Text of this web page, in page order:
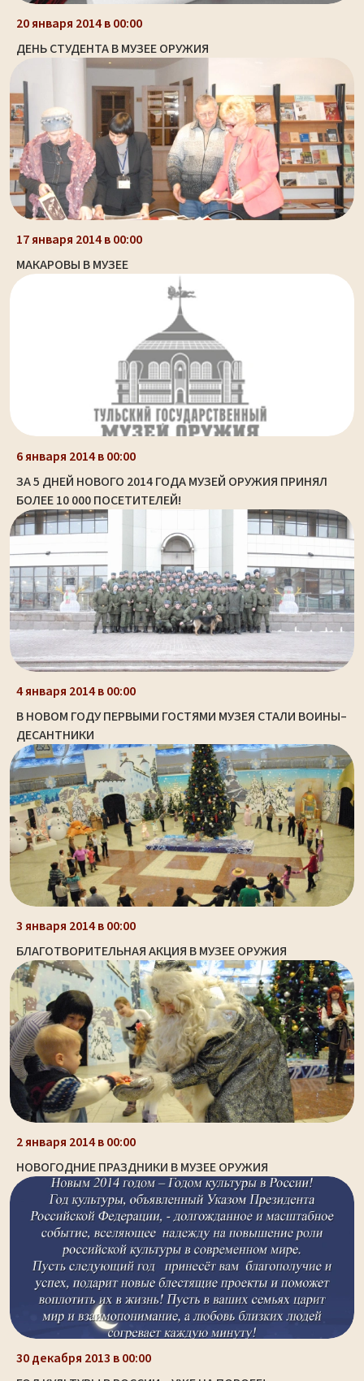
20 января 2014 в 00:00
ДЕНЬ СТУДЕНТА В МУЗЕЕ ОРУЖИЯ
17 января 2014 в 00:00
МАКАРОВЫ В МУЗЕЕ
6 января 2014 в 00:00
ЗА 5 ДНЕЙ НОВОГО 2014 ГОДА МУЗЕЙ ОРУЖИЯ ПРИНЯЛ
БОЛЕЕ 10 000 ПОСЕТИТЕЛЕЙ!
4 января 2014 в 00:00
В НОВОМ ГОДУ ПЕРВЫМИ ГОСТЯМИ МУЗЕЯ СТАЛИ ВОИНЫ–
ДЕСАНТНИКИ
3 января 2014 в 00:00
БЛАГОТВОРИТЕЛЬНАЯ АКЦИЯ В МУЗЕЕ ОРУЖИЯ
2 января 2014 в 00:00
НОВОГОДНИЕ ПРАЗДНИКИ В МУЗЕЕ ОРУЖИЯ
30 декабря 2013 в 00:00